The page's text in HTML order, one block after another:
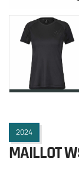
2024
MAILLOT